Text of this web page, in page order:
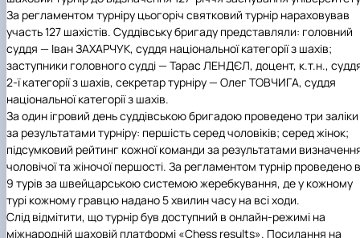
Іноземні мови
Працевлаштування
Їдальні та буфети
Студентські квитки
Центр вивчення мов
Психологічна підтримка
Інклюзивне середовище
Рада молодих вчених
Наукові школи
Стартап школа НУБіП України
Методичні рекомендації, пам'ятки
Форми документів
Патентно-ліцензійна діяльність
ЦКНО «Агропромисловий комплекс, лісове і
садово-паркове господарство, ветеринарна
медицина»
Обладнання НУБіП України
Біоетична комісія
Наукові видання
Досліднику та автору
Звіт про проведення НТЗ
Наукові журнали НУБіП України
Наукові журнали НУБіП України (English)
Пам'ятка про проведення науково-
заходів
Порядок планування та організації
проведення НТЗ
Результати науково-технічних заходів
Монографії
Наука для бізнесу
Каталог наукових послуг
«SEB-2024»
«SEB-2025»
Наглядова рада
Рада роботодавців
Благодійний фонд «Голосіївська ініціатива
2020»
Історія університету
Видатні випускники та працівники
Звіт ректора
Пам'яті захисників України
Почесні доктори і професори НУБіП України
Пресслужба
Університетський кур'єр
Вибори ректора
Програма розвитку університету
ініціатива – 2025»
Доступ до публічної інформації
Державні закупівлі
Офіційна символіка
Антикорупційні заходи
Уповноважена особа з питань запобігання
виявлення корупції
Положення про антикорупційного
уповноваженого НУБіП України
Національні нормативно-правові акти
Нормативно-правові акти НУБіП України
Інформаційні ресурси НАЗК
Методичні роз’яснення НАЗК
Антикорупційні заходи
Гендерна радниця
Контактна інформація
За регламентом турніру цьогоріч святковий турнір нараховував
участь 127 шахістів. Суддівську бригаду представляли: головний
суддя — Іван ЗАХАРЧУК, суддя національної категорії з шахів;
заступники головного судді — Тарас ЛЕНДЄЛ, доцент, к.т.н.,
2-ї категорії з шахів, секретар турніру — Олег ТОВЧИГА, суддя
національної категорії з шахів.
За один ігровий день суддівською бригадою проведено три заліки
за результатами турніру: першість серед чоловіків; серед жінок;
підсумковий рейтинг кожної команди за результатами
чоловічої та жіночої першості. За регламентом турнір проведено в
9 турів за швейцарською системою жеребкування, де у кожному
турі кожному гравцю надано 5 хвилин часу на всі ходи.
Слід відмітити, що турнір був доступний в онлайн-режимі на
міжнародній шаховій платформі «Chess results». Посилання на